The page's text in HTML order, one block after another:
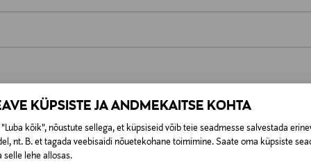
KÜPSISTE JA ANDMEKAITSE KOHTA
"Luba kõik", nõustute sellega, et küpsiseid võib teie seadmesse salvestada
nt. B. et tagada veebisaidi nõuetekohane toimimine. Saate oma küpsiste
selle lehe allosas.
Tagastatavad suletud pakendis kosmeetika- ja loodustooted
KA